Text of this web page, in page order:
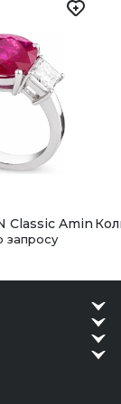
Classic Amin
запросу